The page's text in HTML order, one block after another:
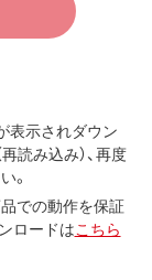
ウンロードに
速度制限が
お客様負担
表示していた
化］を実行す
化］をク
れるソフト
使用許諾契
など）を含み
諾いたしま
トウェアの
表示されダウン
読み込み）、再度
。
での動作を保証
ロードはこちら